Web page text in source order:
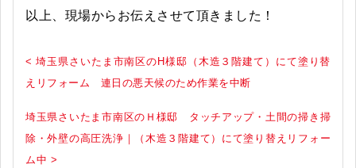
以上、現場からお伝えさせて頂きました！
< 埼玉県さいたま市南区のH様邸（木造３階建て）にて塗り替
えリフォーム 連日の悪天候のため作業を中断
埼玉県さいたま市南区のＨ様邸 タッチアップ・土間の掃き掃
除・外壁の高圧洗浄｜（木造３階建て）にて塗り替えリフォー
ム中 >